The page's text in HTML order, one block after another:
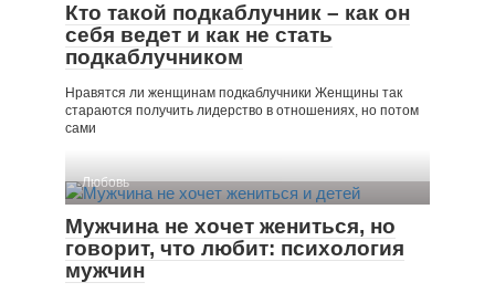
Кто такой подкаблучник – как он
себя ведет и как не стать
подкаблучником
Нравятся ли женщинам подкаблучники Женщины так
стараются получить лидерство в отношениях, но потом
сами
Любовь
Мужчина не хочет жениться, но
говорит, что любит: психология
мужчин